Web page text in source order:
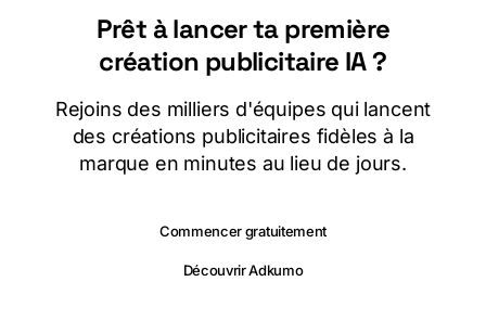
Prêt à lancer ta première
création publicitaire IA ?
Rejoins des milliers d'équipes qui lancent
des créations publicitaires fidèles à la
marque en minutes au lieu de jours.
Commencer gratuitement
Découvrir Adkumo